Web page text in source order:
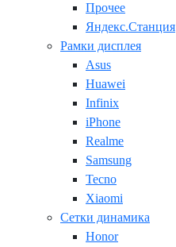
Прочее
Яндекс.Станция
Рамки дисплея
Asus
Huawei
Infinix
iPhone
Realme
Samsung
Tecno
Xiaomi
Сетки динамика
Honor